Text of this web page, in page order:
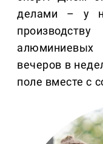
делами – у
вечеров в
поле вместе с